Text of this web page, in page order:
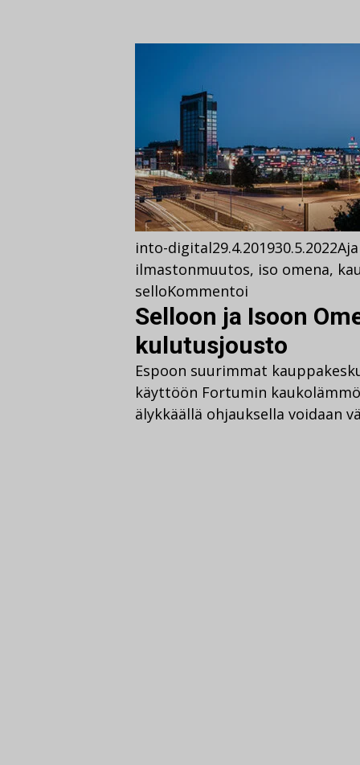
into-digital29.4.201930.5.2022
ilmastonmuutos, iso omena,
selloKommentoi
Selloon ja Isoon
kulutusjousto
Espoon suurimmat
käyttöön Fortumin
älykkäällä ohjauksella voidaan